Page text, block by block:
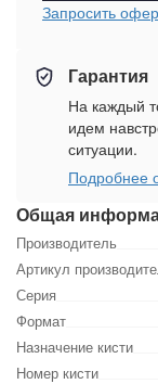
Общая
Производитель
Артикул
Серия
Формат
Назначение кисти
Номер кисти
Запросить
Гарантия
На каждый
идем
ситуации.
Подробнее